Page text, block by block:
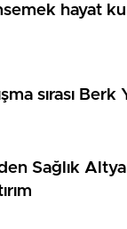
hayat
sırası Berk
Sağlık